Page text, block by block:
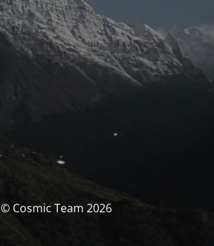
© Cosmic Team 2026